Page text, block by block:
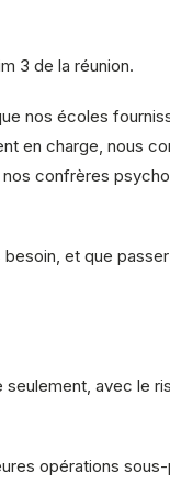
3 de la réunion.
nos écoles
en charge, nous
confrères
et que
avec le
opérations